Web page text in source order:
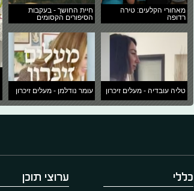
מאחורי הקלעים: טירה
רדופה
חיית החושך - בעקבות
הסיפורים הקסומים
טליה עובדיה - מעלים זיכרון עומר נודלמן - מעלים זיכרון
כללי ערוצי תוכן